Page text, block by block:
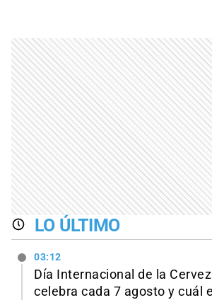
LO ÚLTIMO
03:12
Día Internacional de la
celebra cada 7 agosto y cuál